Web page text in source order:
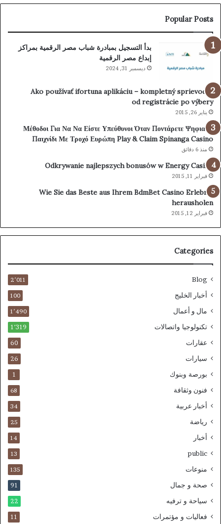
Try
Your
https://www.instant-
casinoer.com/
Popular Posts
بدأ التسجيل بمبادرة شباب مصر الرقمية بمراكز
إبداع مصر الرقمية
ديسمبر 31, 2024
Ako používať ifortuna aplikáciu – kompletný sprievodca
od registrácie po výbery
يناير 26, 2015
Μέθοδοι Για Να Να Είστε Υπεύθυνοι Όταν Ποντάρετε Ψηφιακά
Παιχνίδι Με Τροχό Ευρώπη Play & Claim Spinanga Casino
منذ 6 دقائق
Odkrywanie najlepszych bonusów w Energy Casino
فبراير 11, 2015
Wie Sie das Beste aus Ihrem BdmBet Casino Erlebnis
herausholen
فبراير 12, 2015
Categories
Blog 2٬011
أخبار الخليج 100
مال و أعمال 1٬490
تكنولوجيا واتصالات 1٬319
عقارات 60
سيارات 26
بورصة وبنوك 1
فنون وثقافة 68
أخبار عربية 34
رياضة 25
أخبار 14
public
13
منوعات 135
صحة و جمال 91
سياحة و ترفيه 22
فعاليات و مؤتمرات 11